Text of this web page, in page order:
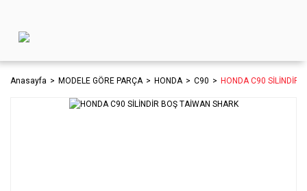
Anasayfa MODELE GÖRE PARÇA HONDA C90 HONDA C90 SİLİNDİR